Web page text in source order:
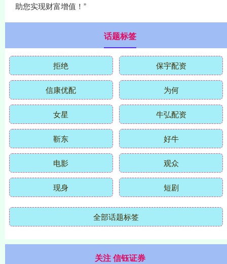
助您实现财富增值！”
话题标签
拒绝 保宇配资
信康优配 为何
女星 牛弘配资
靳东 好牛
电影 观众
现身 短剧
全部话题标签
关注 信钰证券